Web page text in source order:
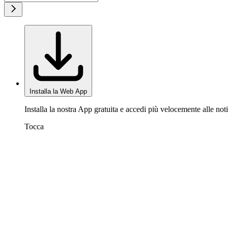
Installa la Web App
Installa la nostra App gratuita e accedi più velocemente alle
Tocca